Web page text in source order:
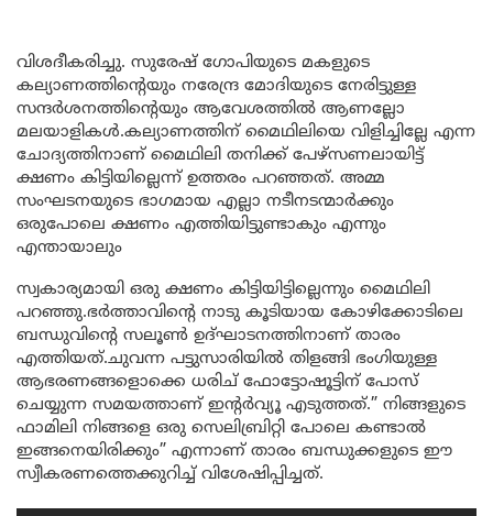
വിശദീകരിച്ചു. സുരേഷ് ഗോപിയുടെ മകളുടെ
കല്യാണത്തിന്റെയും നരേന്ദ്ര മോദിയുടെ നേരിട്ടുള്ള
സന്ദർശനത്തിന്റെയും ആവേശത്തിൽ ആണല്ലോ
മലയാളികൾ.കല്യാണത്തിന് മൈഥിലിയെ വിളിച്ചില്ലേ എന്ന
ചോദ്യത്തിനാണ് മൈഥിലി തനിക്ക് പേഴ്സണലായിട്ട്
ക്ഷണം കിട്ടിയില്ലെന്ന് ഉത്തരം പറഞ്ഞത്. അമ്മ
സംഘടനയുടെ ഭാഗമായ എല്ലാ നടീനടന്മാർക്കും
ഒരുപോലെ ക്ഷണം എത്തിയിട്ടുണ്ടാകും എന്നും
എന്തായാലും
സ്വകാര്യമായി ഒരു ക്ഷണം കിട്ടിയിട്ടില്ലെന്നും മൈഥിലി
പറഞ്ഞു.ഭർത്താവിന്റെ നാടു കൂടിയായ കോഴിക്കോടിലെ
ബന്ധുവിന്റെ സലൂൺ ഉദ്ഘാടനത്തിനാണ് താരം
എത്തിയത്.ചുവന്ന പട്ടുസാരിയിൽ തിളങ്ങി ഭംഗിയുള്ള
ആഭരണങ്ങളൊക്കെ ധരിച് ഫോട്ടോഷൂട്ടിന് പോസ്
ചെയ്യുന്ന സമയത്താണ് ഇന്റർവ്യൂ എടുത്തത്.” നിങ്ങളുടെ
ഫാമിലി നിങ്ങളെ ഒരു സെലിബ്രിറ്റി പോലെ കണ്ടാൽ
ഇങ്ങനെയിരിക്കും” എന്നാണ് താരം ബന്ധുക്കളുടെ ഈ
സ്വീകരണത്തെക്കുറിച്ച് വിശേഷിപ്പിച്ചത്.